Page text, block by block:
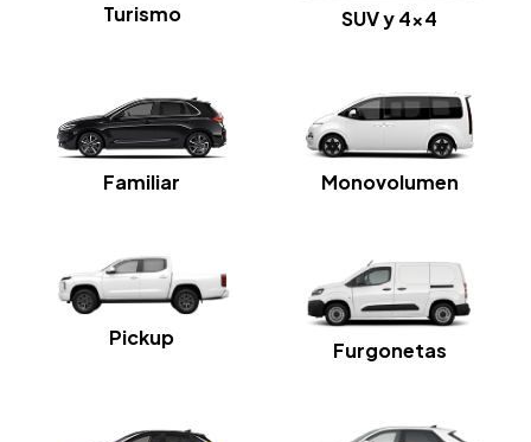
Turismo SUV y 4x4
Familiar Monovolumen
Pickup
Furgonetas